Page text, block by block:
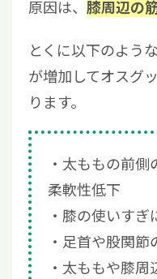
原因は、 膝周辺の
とくに以下のよう
が増加してオスグ
ります。
太ももの前側
柔軟性低下
膝の使いすぎ
足首や股関節
太ももや膝周